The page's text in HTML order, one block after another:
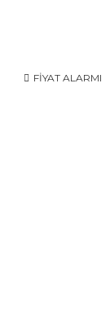
FİYAT ALARMI